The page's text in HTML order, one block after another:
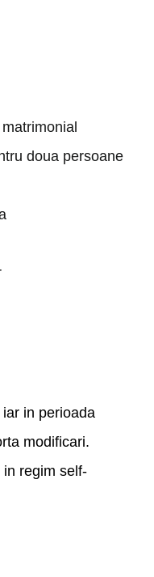
doua persoane
in perioada
modificari.
regim self-